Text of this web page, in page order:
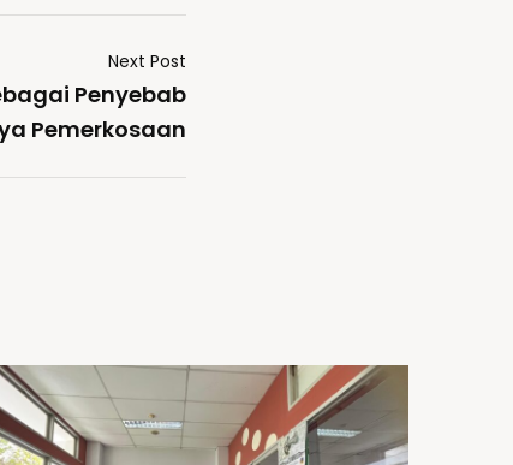
Next Post
Penyebab
Pemerkosaan